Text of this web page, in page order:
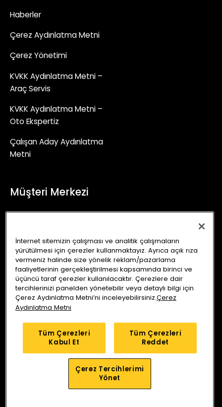
Haberler
Çerez Aydınlatma Metni
Çerez Yönetimi
KVKK Aydınlatma Metni –
Araç Servis
KVKK Aydınlatma Metni –
Oto Ekspertiz
Çalışan Aday Aydınlatma
Metni
Müşteri Merkezi
İletişim Formu
info@autoking.com.tr
Auto King EkspertizAnlaşmalı Sigorta Şirketleri
Araç SorguServis Merkezleri KampanyalarBlog
Yol Tarifi Alın
İnternet sitemizin çalışması ve analitik çalışmaların
yürütülmesi için çerezler kullanmaktayız. Ayrıca açık rıza
vermeniz halinde size yönelik reklam/pazarlama
faaliyetlerinin gerçekleştirilmesi kapsamında birinci ve
üçüncü taraf çerezler kullanılacaktır. Çerezlere dair
tercihlerinizi panelden yönetebilir veya detaylı bilgi için
Çerez Aydınlatma Metni’ni inceleyebilirsiniz.Çerez
Aydınlatma Metni
Tüm Çerezleri
Kabul Et
Tüm Çerezleri
Reddet
Çerez Tercihlerimi
Yönet